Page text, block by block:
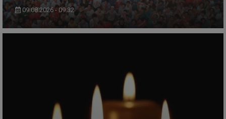
09.08.2026 - 09:32